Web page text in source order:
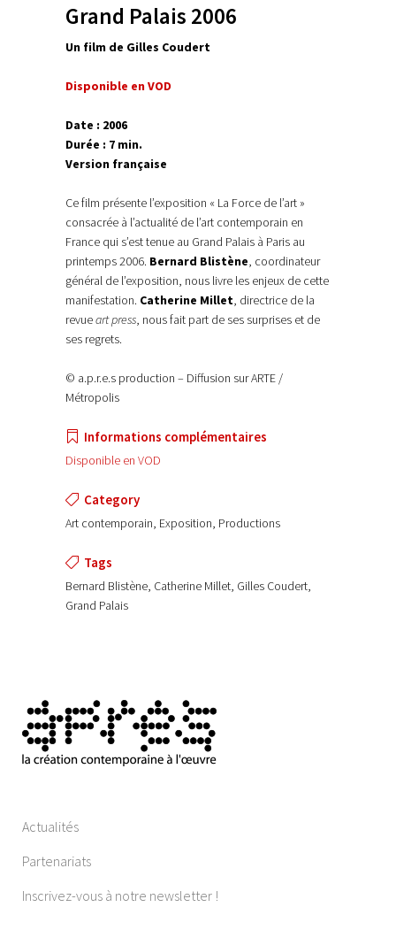
Grand Palais 2006
Un film de Gilles Coudert
Disponible en VOD
Date : 2006
Durée : 7 min.
Version française
Ce film présente l’exposition « La Force de l’art »
consacrée à l’actualité de l’art contemporain en
France qui s’est tenue au Grand Palais à Paris au
printemps 2006. Bernard Blistène, coordinateur
général de l’exposition, nous livre les enjeux de cette
manifestation. Catherine Millet, directrice de la
revueart press, nous fait part de ses surprises et de
ses regrets.
© a.p.r.e.s production – Diffusion sur ARTE /
Métropolis
Informations complémentaires
Disponible en VOD
Category
Art contemporain, Exposition, Productions
Tags
Bernard Blistène, Catherine Millet, Gilles Coudert,
Grand Palais
Actualités
Partenariats
Inscrivez-vous à notre newsletter !